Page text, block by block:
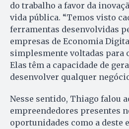
do trabalho a favor da
vida pública. “Temos visto
ferramentas desenvolvidas
empresas de Economia
simplesmente voltadas para
Elas têm a capacidade de
desenvolver qualquer
Nesse sentido, Thiago falou
empreendedores presentes
oportunidades como a deste